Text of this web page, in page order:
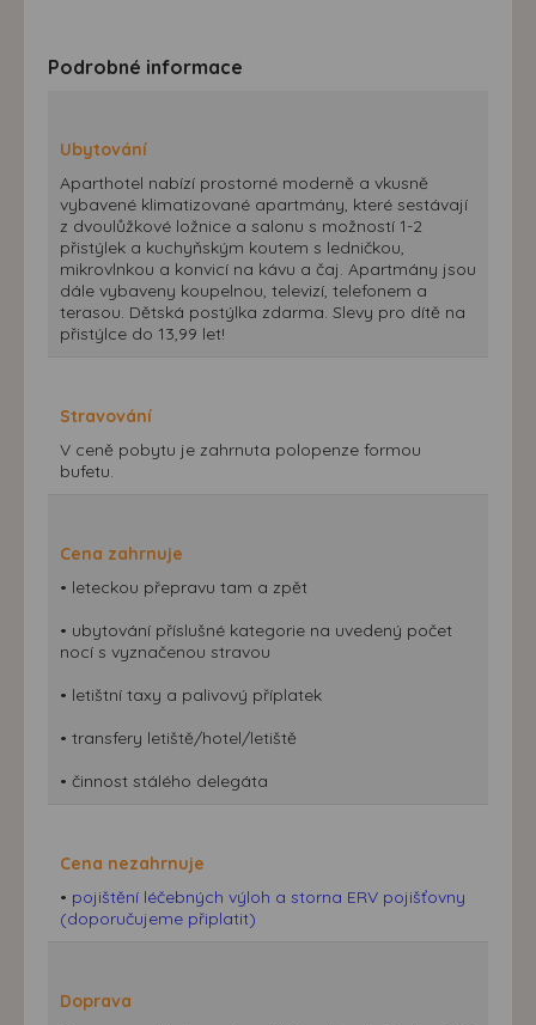
Podrobné informace
Ubytování
Aparthotel nabízí prostorné moderně a vkusně
vybavené klimatizované apartmány, které sestávají
z dvoulůžkové ložnice a salonu s možností 1-2
přistýlek a kuchyňským koutem s ledničkou,
mikrovlnkou a konvicí na kávu a čaj. Apartmány jsou
dále vybaveny koupelnou, televizí, telefonem a
terasou. Dětská postýlka zdarma. Slevy pro dítě na
přistýlce do 13,99 let!
Stravování
V ceně pobytu je zahrnuta polopenze formou
bufetu.
Cena zahrnuje
• leteckou přepravu tam a zpět
• ubytování příslušné kategorie na uvedený počet
nocí s vyznačenou stravou
• letištní taxy a palivový příplatek
• transfery letiště/hotel/letiště
• činnost stálého delegáta
Cena nezahrnuje
• pojištění léčebných výloh a storna ERV pojišťovny
(doporučujeme připlatit)
Doprava